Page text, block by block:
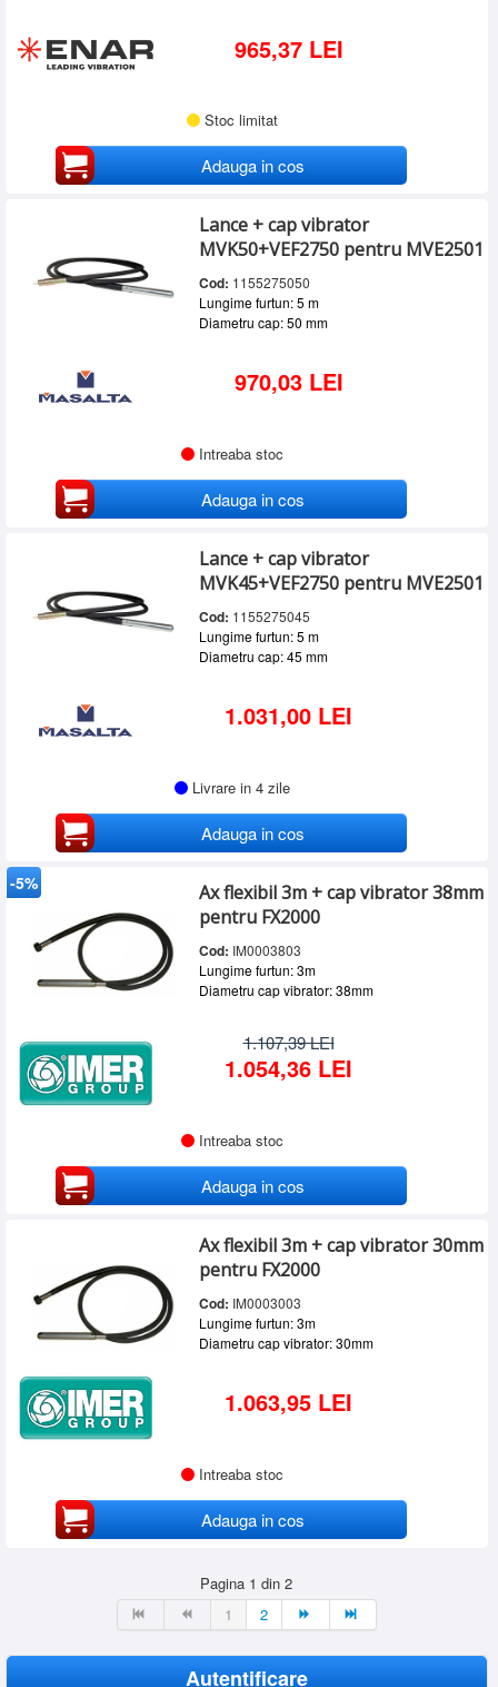
965,37 LEI
Stoc limitat
Adauga in cos
Lance + cap vibrator
MVK50+VEF2750 pentru MVE2501
Cod: 1155275050
Lungime furtun: 5 m
Diametru cap: 50 mm
970,03 LEI
Intreaba stoc
Adauga in cos
Lance + cap vibrator
MVK45+VEF2750 pentru MVE2501
Cod: 1155275045
Lungime furtun: 5 m
Diametru cap: 45 mm
1.031,00 LEI
Livrare in 4 zile
Adauga in cos
-5%
Ax flexibil 3m + cap vibrator 38mm
pentru FX2000
Cod: IM0003803
Lungime furtun: 3m
Diametru cap vibrator: 38mm
1.107,39 LEI
1.054,36 LEI
Intreaba stoc
Adauga in cos
Ax flexibil 3m + cap vibrator 30mm
pentru FX2000
Cod: IM0003003
Lungime furtun: 3m
Diametru cap vibrator: 30mm
1.063,95 LEI
Intreaba stoc
Adauga in cos
Pagina 1 din 2
1
2
Autentificare